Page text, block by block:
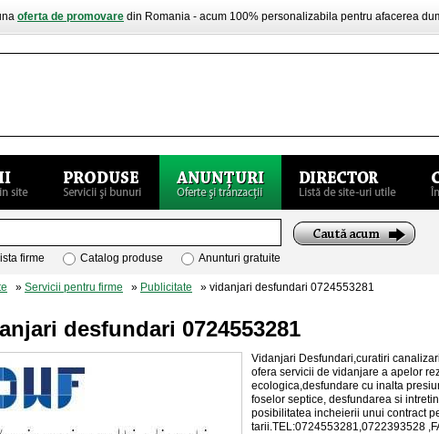
oferta de promovare din Romania - acum 100% personalizabila pentru afacerea
firme Catalog produse Anunturi gratuite
» Servicii pentru firme » Publicitate » vidanjari desfundari 0724553281
desfundari 0724553281
Vidanjari Desfundari,curatiri
ofera servicii de vidanjare a apelor
ecologica,desfundare cu inalta
foselor septice, desfundarea si
posibilitatea incheierii unui contract
tarii.TEL:0724553281,0722393528